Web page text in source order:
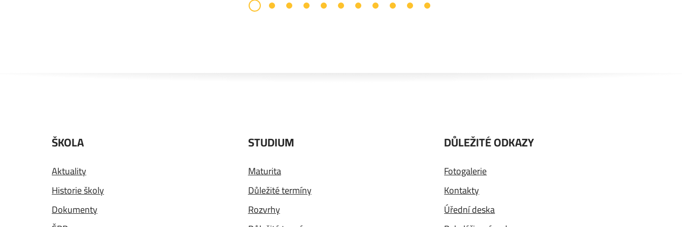
ŠKOLA
Aktuality
Historie školy
Dokumenty
STUDIUM
Maturita
Důležité termíny
Rozvrhy
DŮLEŽITÉ ODKAZY
Fotogalerie
Kontakty
Úřední deska